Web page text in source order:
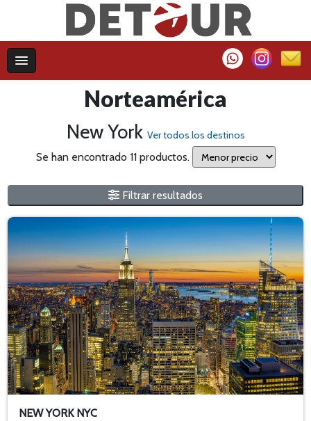
Norteamérica
New York Ver todos los destinos
Se han encontrado 11 productos.
Filtrar resultados
NEW YORK NYC